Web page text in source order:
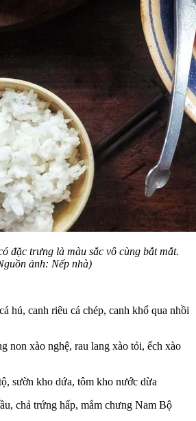
đặc trưng là màu sắc vô cùng bắt mắt.
ảnh: Nếp nhà)
hú, canh riêu cá chép, canh khổ qua nhồi
non xào nghệ, rau lang xào tỏi, ếch xào
sườn kho dứa, tôm kho nước dừa
chả trứng hấp, mắm chưng Nam Bộ